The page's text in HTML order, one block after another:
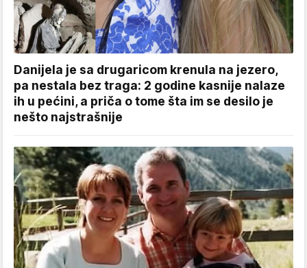
Danijela je sa drugaricom krenula na jezero,
pa nestala bez traga: 2 godine kasnije nalaze
ih u pećini, a priča o tome šta im se desilo je
nešto najstrašnije